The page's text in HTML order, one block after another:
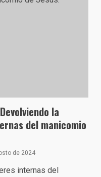
la
del manicomio
de 2024
internas del